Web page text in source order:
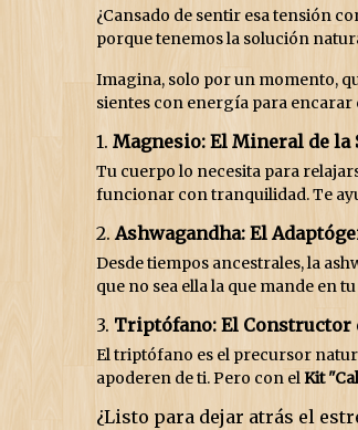
¿Cansado de sentir esa tensión
porque tenemos la solución
Imagina, solo por un momento,
sientes con energía para encarar
1. Magnesio: El Mineral de la
Tu cuerpo lo necesita para
funcionar con tranquilidad. Te
2.Ashwagandha: El
Desde tiempos ancestrales, la
que no sea ella la que mande en
3. Triptófano: El Constructor
El triptófano es el precursor
apoderen de ti. Pero con elKit
¿Listo para dejar atrás el